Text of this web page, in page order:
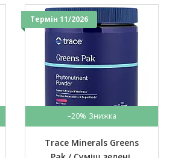
Термін 11/2026
–20%
Trace Minerals Greens